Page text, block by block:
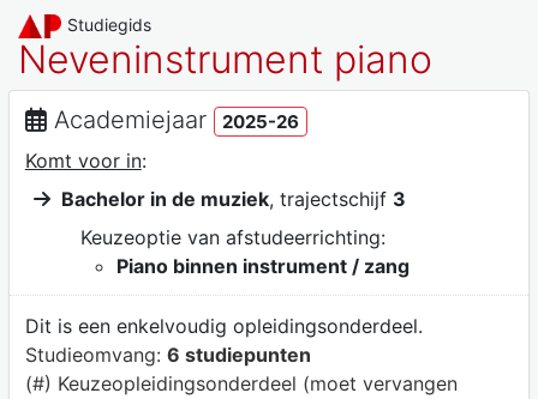
Studiegids
Neveninstrument piano
Academiejaar 2025-26
Komt voor in:
Bachelor in de muziek, trajectschijf 3
Keuzeoptie van afstudeerrichting:
Piano binnen instrument / zang
Dit is een enkelvoudig opleidingsonderdeel.
Studieomvang: 6 studiepunten
(#) Keuzeopleidingsonderdeel (moet vervangen